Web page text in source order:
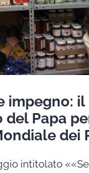
impegno: il
del Papa
dei
intitolato